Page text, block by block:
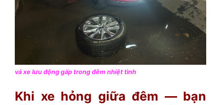
vá xe lưu động gấp trong đêm nhiệt tình
Khi xe hỏng giữa đêm — bạn